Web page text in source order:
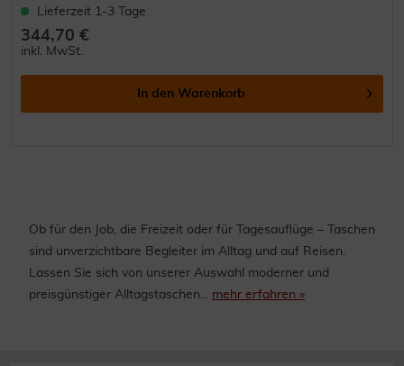
Lieferzeit 1-3 Tage
344,70 €
inkl. MwSt.
In den Warenkorb
Ob für den Job, die Freizeit oder für Tagesauflüge – Taschen
sind unverzichtbare Begleiter im Alltag und auf Reisen.
Lassen Sie sich von unserer Auswahl moderner und
preisgünstiger Alltagstaschen... mehr erfahren »